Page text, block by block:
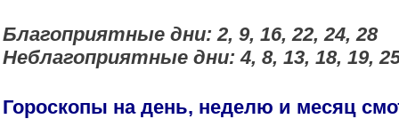
Благоприятные дни: 2, 9, 16, 22, 24, 28
Неблагоприятные дни: 4, 8, 13, 18, 19,
Гороскопы на день, неделю и месяц